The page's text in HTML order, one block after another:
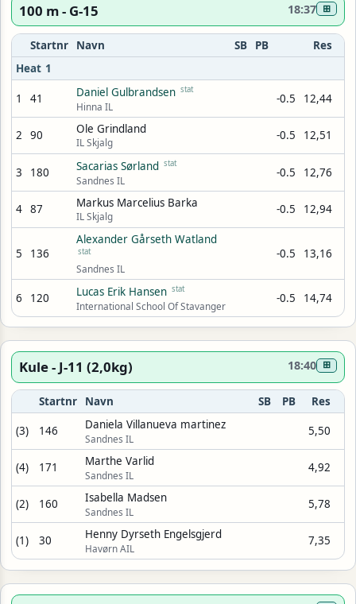
100 m - G-15 18:37 ⊞
Startnr Navn SB PB
Res
Heat 1
1 41 Daniel Gulbrandsen stat
Hinna IL
-0.5 12,44
2 90 Ole Grindland
IL Skjalg
-0.5 12,51
3 180 Sacarias Sørland stat
Sandnes IL
-0.5 12,76
4 87 Markus Marcelius Barka
IL Skjalg
-0.5 12,94
5 136
Alexander Gårseth Watland
stat
Sandnes IL
-0.5 13,16
6 120 Lucas Erik Hansen stat
International School Of Stavanger
-0.5 14,74
Kule - J-11 (2,0kg) 18:40 ⊞
Startnr Navn SB PB Res
(3) 146 Daniela Villanueva martinez
Sandnes IL
5,50
(4) 171 Marthe Varlid
Sandnes IL
4,92
(2) 160 Isabella Madsen
Sandnes IL
5,78
(1) 30 Henny Dyrseth Engelsgjerd
Havørn AIL
7,35